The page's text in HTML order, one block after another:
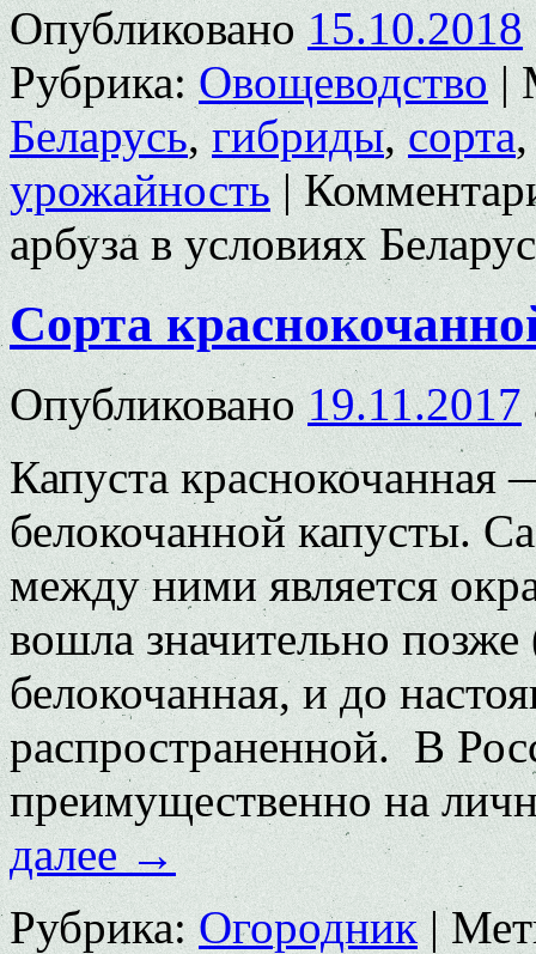
Опубликовано 15.10.2018
Рубрика: Овощеводство |
Беларусь,гибриды,сорта
урожайность |
арбуза в условиях
Сорта
Опубликовано 19.11.2017
Капуста краснокочанная
белокочанной капусты.
между ними является
вошла значительно
белокочанная, и до
распространенной. В
преимущественно на
далее→
Рубрика: Огородник |